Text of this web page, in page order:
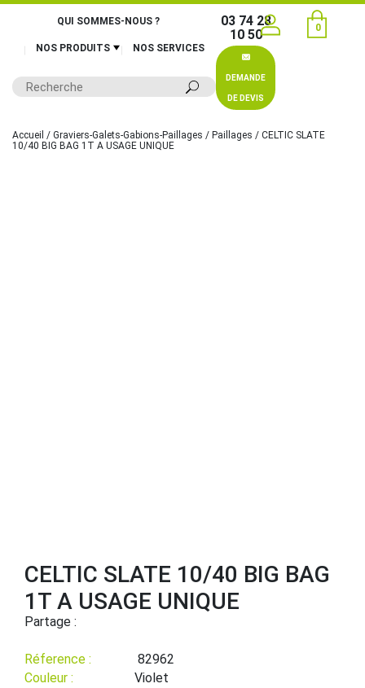
QUI SOMMES-NOUS ?
NOS PRODUITS NOS SERVICES
03 74 28
10 50
DEMANDE
DE DEVIS
0
Accueil / Graviers-Galets-Gabions-Paillages / Paillages / CELTIC SLATE
10/40 BIG BAG 1T A USAGE UNIQUE
CELTIC SLATE 10/40 BIG BAG
1T A USAGE UNIQUE
Partage :
Réference :
82962
Couleur :
Violet